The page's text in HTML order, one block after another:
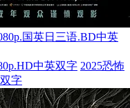
国英日三语.BD中英
2025恐怖
字